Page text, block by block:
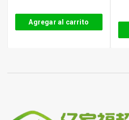
Agregar al carrito